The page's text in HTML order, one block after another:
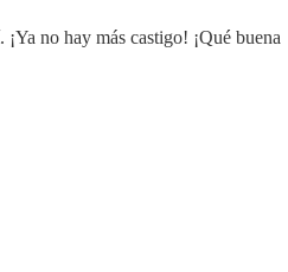
no hay más castigo! ¡Qué buena